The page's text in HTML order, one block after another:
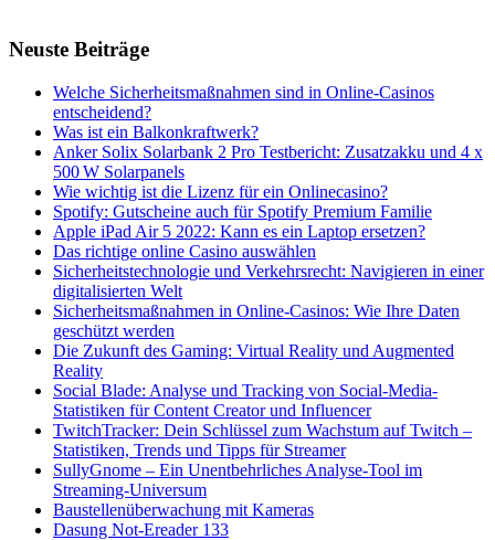
Neuste Beiträge
Welche Sicherheitsmaßnahmen sind in Online-Casinos
entscheidend?
Was ist ein Balkonkraftwerk?
Anker Solix Solarbank 2 Pro Testbericht: Zusatzakku und 4 x
500 W Solarpanels
Wie wichtig ist die Lizenz für ein Onlinecasino?
Spotify: Gutscheine auch für Spotify Premium Familie
Apple iPad Air 5 2022: Kann es ein Laptop ersetzen?
Das richtige online Casino auswählen
Sicherheitstechnologie und Verkehrsrecht: Navigieren in einer
digitalisierten Welt
Sicherheitsmaßnahmen in Online-Casinos: Wie Ihre Daten
geschützt werden
Die Zukunft des Gaming: Virtual Reality und Augmented
Reality
Social Blade: Analyse und Tracking von Social-Media-
Statistiken für Content Creator und Influencer
TwitchTracker: Dein Schlüssel zum Wachstum auf Twitch –
Statistiken, Trends und Tipps für Streamer
SullyGnome – Ein Unentbehrliches Analyse-Tool im
Streaming-Universum
Baustellenüberwachung mit Kameras
Dasung Not-Ereader 133